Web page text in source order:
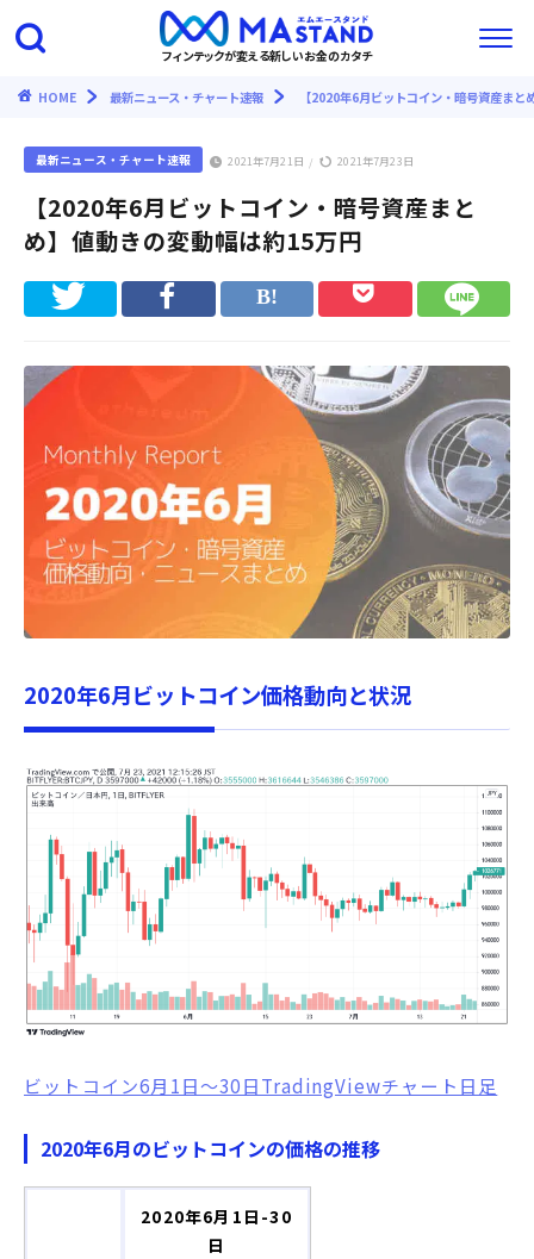
フィンテックが変える新しいお金のカタチ
HOME 最新ニュース・チャート速報 【2020年6月ビットコイン・暗号資産ま
最新ニュース・チャート速報 2021年7月21日 / 2021年7月23日
【2020年6月ビットコイン・暗号資産まと
め】値動きの変動幅は約15万円
2020年6月ビットコイン価格動向と状況
ビットコイン6月1日～30日TradingViewチャート日足
2020年6月のビットコインの価格の推移
2020年6月1日-30
日